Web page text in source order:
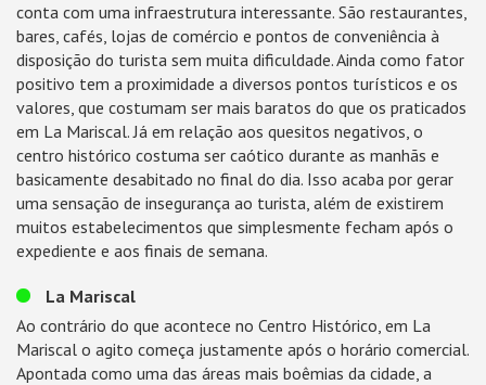
conta com uma infraestrutura interessante. São restaurantes,
bares, cafés, lojas de comércio e pontos de conveniência à
disposição do turista sem muita dificuldade. Ainda como fator
positivo tem a proximidade a diversos pontos turísticos e os
valores, que costumam ser mais baratos do que os praticados
em La Mariscal. Já em relação aos quesitos negativos, o
centro histórico costuma ser caótico durante as manhãs e
basicamente desabitado no final do dia. Isso acaba por gerar
uma sensação de insegurança ao turista, além de existirem
muitos estabelecimentos que simplesmente fecham após o
expediente e aos finais de semana.
La Mariscal
Ao contrário do que acontece no Centro Histórico, em La
Mariscal o agito começa justamente após o horário comercial.
Apontada como uma das áreas mais boêmias da cidade, a